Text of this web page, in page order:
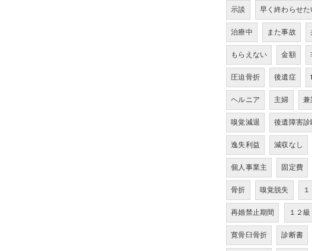
示談
早く終わらせ
治療中
また事故
もらえない
金額
圧迫骨折
後遺症
ヘルニア
主婦
嗅覚減退
後遺障害
逸失利益
減収なし
個人事業主
固定費
骨折
嗅覚脱失
再婚禁止期間
１２級
寛骨臼骨折
診断書